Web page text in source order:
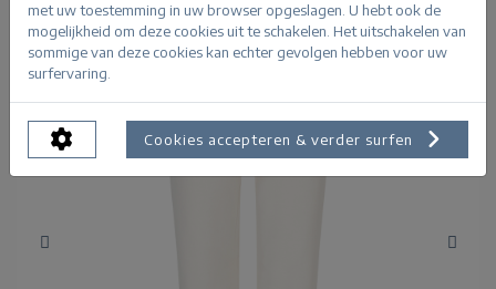
met uw toestemming in uw browser opgeslagen. U hebt ook de
mogelijkheid om deze cookies uit te schakelen. Het uitschakelen van
sommige van deze cookies kan echter gevolgen hebben voor uw
surfervaring.
Cookies accepteren & verder surfen